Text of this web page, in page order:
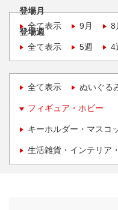
登場月
全て表示
9月 8
登場週
全て表示
5週 4
全て表示 ぬいぐる
フィギュア・ホビー
キーホルダー・マスコ
生活雑貨・インテリア